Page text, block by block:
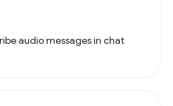
audio messages in chat